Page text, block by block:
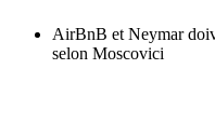
AirBnB et Neymar
selon Moscovici